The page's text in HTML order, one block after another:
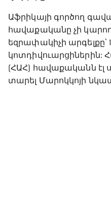
Աֆրիկայի գործող
հավաքականը չի
եզրափակիչի արգելքը՝
կոտդիվուարցիներին:
(ՀԱՀ) հավաքականն էլ
տարել Մարոկկոյի